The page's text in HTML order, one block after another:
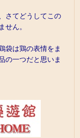
さてどうしてこの
せん。
袋は鶏の表情をま
の一つだと思いま